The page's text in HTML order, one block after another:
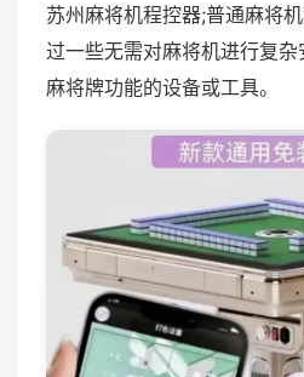
苏州麻将机程控器;普通麻将
过一些无需对麻将机进行复杂
麻将牌功能的设备或工具。